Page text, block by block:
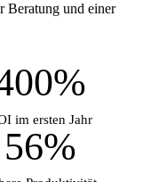
Beratung und einer
im ersten Jahr
56%